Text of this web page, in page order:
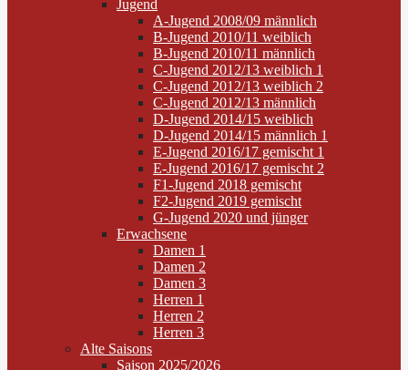
Jugend
A-Jugend 2008/09 männlich
B-Jugend 2010/11 weiblich
B-Jugend 2010/11 männlich
C-Jugend 2012/13 weiblich 1
C-Jugend 2012/13 weiblich 2
C-Jugend 2012/13 männlich
D-Jugend 2014/15 weiblich
D-Jugend 2014/15 männlich 1
E-Jugend 2016/17 gemischt 1
E-Jugend 2016/17 gemischt 2
F1-Jugend 2018 gemischt
F2-Jugend 2019 gemischt
G-Jugend 2020 und jünger
Erwachsene
Damen 1
Damen 2
Damen 3
Herren 1
Herren 2
Herren 3
Alte Saisons
Saison 2025/2026